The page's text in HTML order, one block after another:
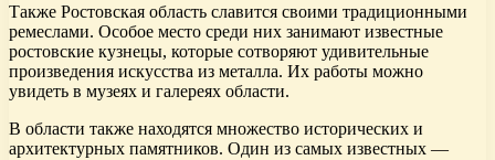
Также Ростовская область славится своими традиционными
ремеслами. Особое место среди них занимают известные
ростовские кузнецы, которые сотворяют удивительные
произведения искусства из металла. Их работы можно
увидеть в музеях и галереях области.
В области также находятся множество исторических и
архитектурных памятников. Один из самых известных —